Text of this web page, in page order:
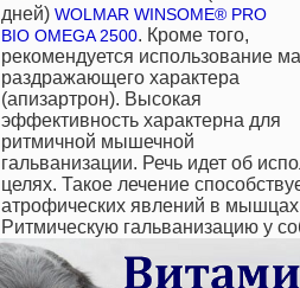
дней) WOLMAR WINSOME® PRO
BIO OMEGA 2500. Кроме того,
рекомендуется использование
раздражающего характера
(апизартрон). Высокая
эффективность характерна для
ритмичной мышечной
гальванизации. Речь идет об
целях. Такое лечение
атрофических явлений в мышцах
Ритмическую гальванизацию у